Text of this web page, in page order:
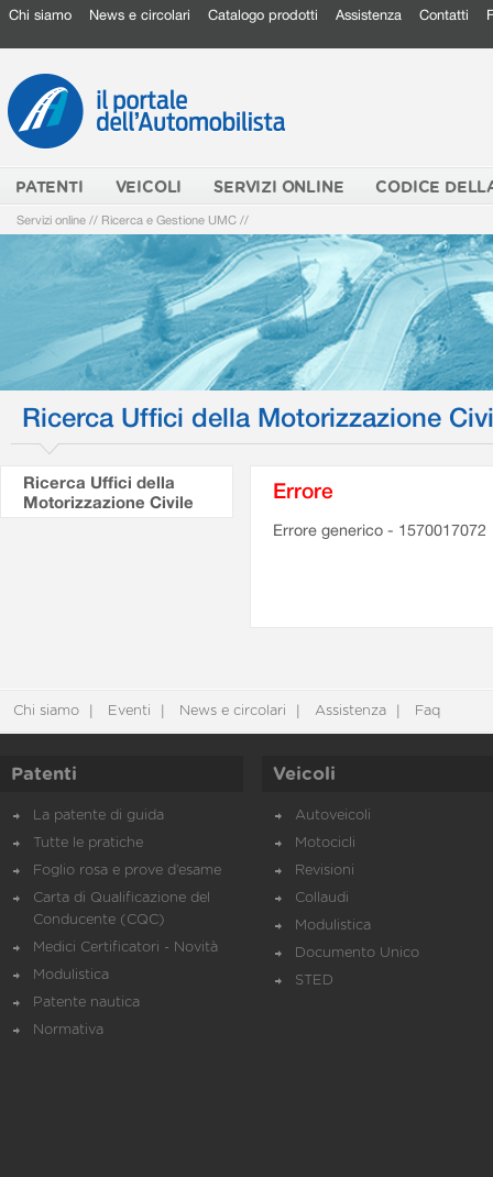
Chi siamo News e circolari Catalogo prodotti Assistenza Contatti
PATENTI VEICOLI SERVIZI ONLINE CODICE
Servizi online // Ricerca e Gestione UMC //
Ricerca Uffici della Motorizzazione
Ricerca Uffici della
Motorizzazione Civile
Errore
Errore generico - 1570017072
Chi siamo Eventi News e circolari Assistenza Faq
Patenti
La patente di guida
Tutte le pratiche
Foglio rosa e prove d’esame
Carta di Qualificazione del
Conducente (CQC)
Medici Certificatori - Novità
Modulistica
Patente nautica
Normativa
Veicoli
Autoveicoli
Motocicli
Revisioni
Collaudi
Modulistica
Documento Unico
STED